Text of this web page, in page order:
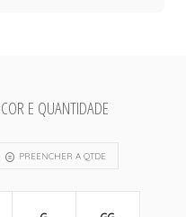
E QUANTIDADE
PREENCHER A QTDE